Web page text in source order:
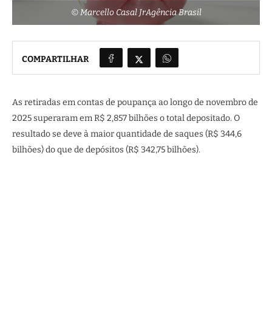
© Marcello Casal JrAgência Brasil
COMPARTILHAR
As retiradas em contas de poupança ao longo de novembro de
2025 superaram em R$ 2,857 bilhões o total depositado. O
resultado se deve à maior quantidade de saques (R$ 344,6
bilhões) do que de depósitos (R$ 342,75 bilhões).